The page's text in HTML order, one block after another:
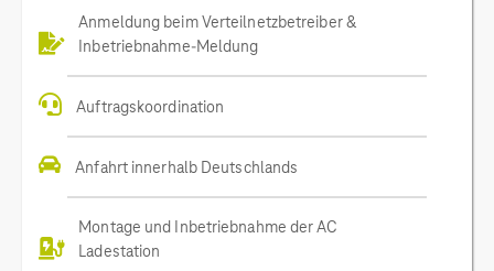
Anmeldung beim Verteilnetzbetreiber &
Inbetriebnahme-Meldung
Auftragskoordination
Anfahrt innerhalb Deutschlands
Montage und Inbetriebnahme der AC
Ladestation